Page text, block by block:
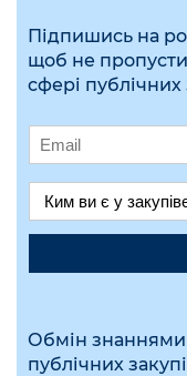
Підпишись на
щоб не
сфері публічних
Обмін знаннями
публічних